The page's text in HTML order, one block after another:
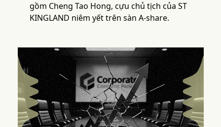
gồm Cheng Tao Hong, cựu chủ tịch của ST
KINGLAND niêm yết trên sàn A-share.